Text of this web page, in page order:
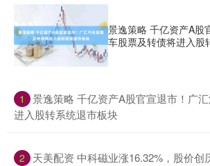
景逸策略 千亿资产A股
车股票及转债将进入股
1
景逸策略 千亿资产A股官宣退市！广
进入股转系统退市板块
2 天美配资 中科磁业涨16.32%，股价创